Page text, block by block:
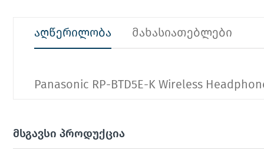
აღწერილობა მახასიათებლები
Panasonic RP-BTD5E-K Wireless
მსგავსი პროდუქცია